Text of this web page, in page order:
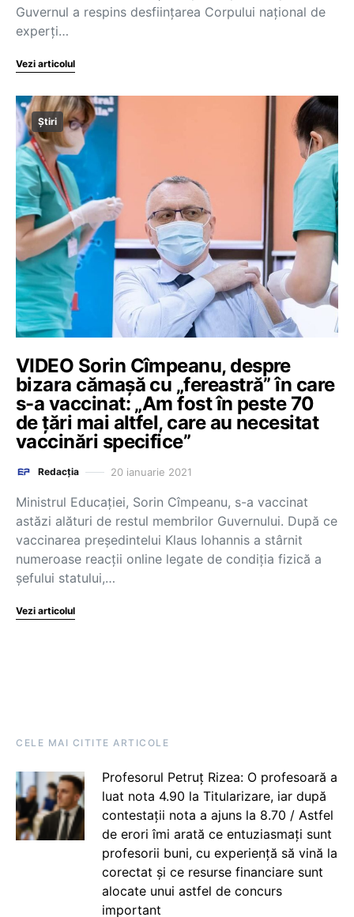
Guvernul a respins desființarea Corpului național de
experți…
Vezi articolul
Știri
VIDEO Sorin Cîmpeanu, despre
bizara cămașă cu „fereastră” în care
s-a vaccinat: „Am fost în peste 70
de țări mai altfel, care au necesitat
vaccinări specifice”
Redacția 20 ianuarie 2021
Ministrul Educației, Sorin Cîmpeanu, s-a vaccinat
astăzi alături de restul membrilor Guvernului. După ce
vaccinarea președintelui Klaus Iohannis a stârnit
numeroase reacții online legate de condiția fizică a
șefului statului,…
Vezi articolul
CELE MAI CITITE ARTICOLE
Profesorul Petruț Rizea: O profesoară a
luat nota 4.90 la Titularizare, iar după
contestații nota a ajuns la 8.70 / Astfel
de erori îmi arată ce entuziasmați sunt
profesorii buni, cu experiență să vină la
corectat și ce resurse financiare sunt
alocate unui astfel de concurs
important